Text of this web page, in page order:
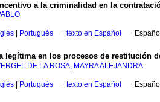
a la criminalidad en la
Portugués · texto en Español ·
legítima en los procesos de restitución
DE LA ROSA, MAYRA ALEJANDRA
Portugués · texto en Español ·